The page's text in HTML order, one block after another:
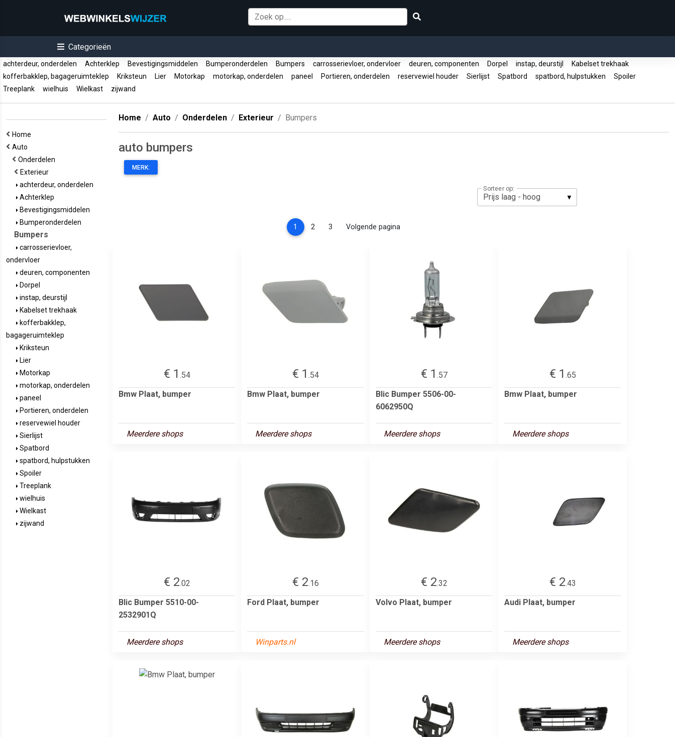
Categorieën
achterdeur, onderdelen Achterklep Bevestigingsmiddelen Bumperonderdelen Bumpers carrosserievloer, ondervloer deuren, componenten Dorpel instap, deurstijl
Kabelset trekhaak
kofferbakklep, bagageruimteklep
Kriksteun Lier Motorkap motorkap, onderdelen paneel Portieren, onderdelen reservewiel houder Sierlijst Spatbord spatbord, hulpstukken
Spoiler
Treeplank
wielhuis Wielkast zijwand
Home
Auto
Onderdelen
Exterieur
achterdeur, onderdelen
Achterklep
Bevestigingsmiddelen
Bumperonderdelen
Bumpers
carrosserievloer,
ondervloer
deuren, componenten
Dorpel
instap, deurstijl
Kabelset trekhaak
kofferbakklep,
bagageruimteklep
Kriksteun
Lier
Motorkap
motorkap, onderdelen
paneel
Portieren, onderdelen
reservewiel houder
Sierlijst
Spatbord
spatbord, hulpstukken
Spoiler
Treeplank
wielhuis
Wielkast
zijwand
Home Auto Onderdelen Exterieur Bumpers
auto bumpers
MERK:
Sorteer op:
1 (current)
2 3 Volgende pagina
€ 1 .54
Bmw Plaat, bumper
Meerdere shops
€ 1 .54
Bmw Plaat, bumper
Meerdere shops
€ 1 .57
Blic Bumper 5506-00-
6062950Q
Meerdere shops
€ 1 .65
Bmw Plaat, bumper
Meerdere shops
€ 2.02
Blic Bumper 5510-00-
2532901Q
Meerdere shops
€ 2.16
Ford Plaat, bumper
Winparts.nl
€ 2.32
Volvo Plaat, bumper
Meerdere shops
€ 2.43
Audi Plaat, bumper
Meerdere shops